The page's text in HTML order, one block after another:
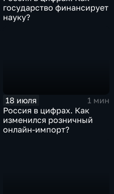
государство финансирует
науку?
18 июля
1 мин
Россия в цифрах. Как
изменился розничный
онлайн-импорт?